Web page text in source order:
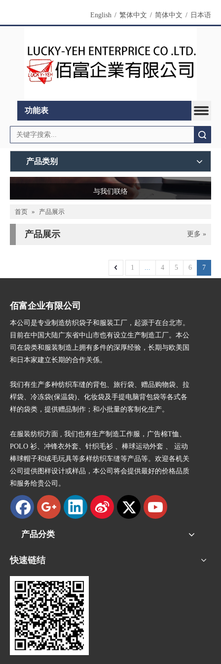
English / 繁体中文 / 简体中文 / 日本语
功能表
产品类别
与我们联络
首页 » 产品展示
产品展示 更多 »
1 4 5 6 7
佰富企业有限公司
本公司是专业制造纺织袋子和服装工厂，起源于在台北市。
目前在中国大陆广东省中山市也有设立生产制造工厂。本公
司在袋类和服装制造上拥有多件的深厚经验，长期与欧美国
和日本家建立长期的合作关係。
我们有生产多种纺织车缝的背包、旅行袋、赠品购物袋、拉
桿袋、冷冻袋(保温袋)、化妆袋及手提电脑背包袋等各式各
样的袋类，提供赠品制作；和小批量的客制化生产。
在服装纺织方面 , 我们也有生产制造工作服，广告棉T恤、
POLO 衫、冲锋衣外套、针织毛衫 、棒球运动外套 、 运动
棒球帽子和绒毛玩具等多样纺织车缝等产品等。欢迎各机关
公司提供图样设计或样品，本公司将会提供最好的价格品质
和服务给贵公司。
产品分类
快速链结